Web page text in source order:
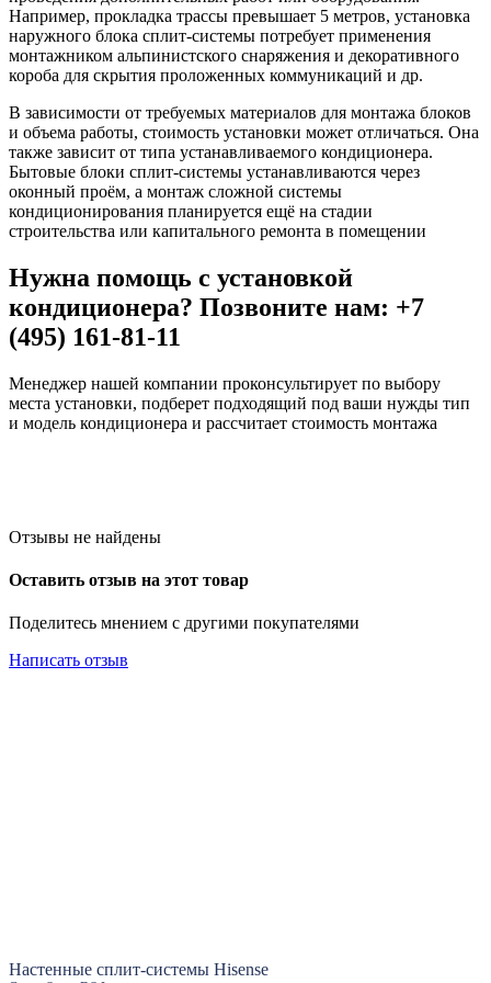
Например, прокладка трассы превышает 5 метров, установка
наружного блока сплит-системы потребует применения
монтажником альпинистского снаряжения и декоративного
короба для скрытия проложенных коммуникаций и др.
В зависимости от требуемых материалов для монтажа блоков
и объема работы, стоимость установки может отличаться. Она
также зависит от типа устанавливаемого кондиционера.
Бытовые блоки сплит-системы устанавливаются через
оконный проём, а монтаж сложной системы
кондиционирования планируется ещё на стадии
строительства или капитального ремонта в помещении
Нужна помощь с установкой
кондиционера? Позвоните нам: +7
(495) 161-81-11
Менеджер нашей компании проконсультирует по выбору
места установки, подберет подходящий под ваши нужды тип
и модель кондиционера и рассчитает стоимость монтажа
Отзывы не найдены
Оставить отзыв на этот товар
Поделитесь мнением с другими покупателями
Написать отзыв
Настенные сплит-системы Hisense